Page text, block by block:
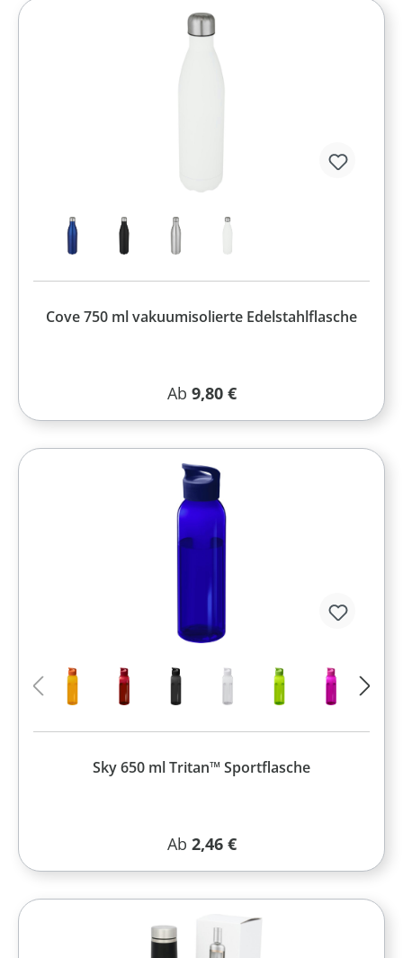
Cove 750 ml vakuumisolierte Edelstahlflasche
Regulärer Preis:
Ab 9,80 €
Sky 650 ml Tritan™ Sportflasche
Regulärer Preis:
Ab 2,46 €